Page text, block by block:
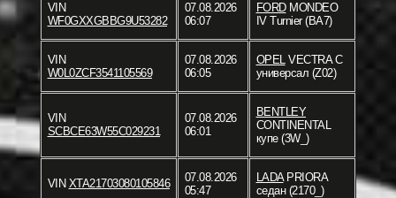
VIN
WF0GXXGBBG9U53282
07.08.2026
06:07
FORDMONDEO
IV Turnier (BA7)
VIN
W0L0ZCF3541105569
07.08.2026
06:05
OPELVECTRA C
универсал (Z02)
VIN
SCBCE63W55C029231
07.08.2026
06:01
BENTLEY
CONTINENTAL
купе (3W_)
VIN XTA21703080105846
07.08.2026
05:47
LADAPRIORA
седан (2170_)